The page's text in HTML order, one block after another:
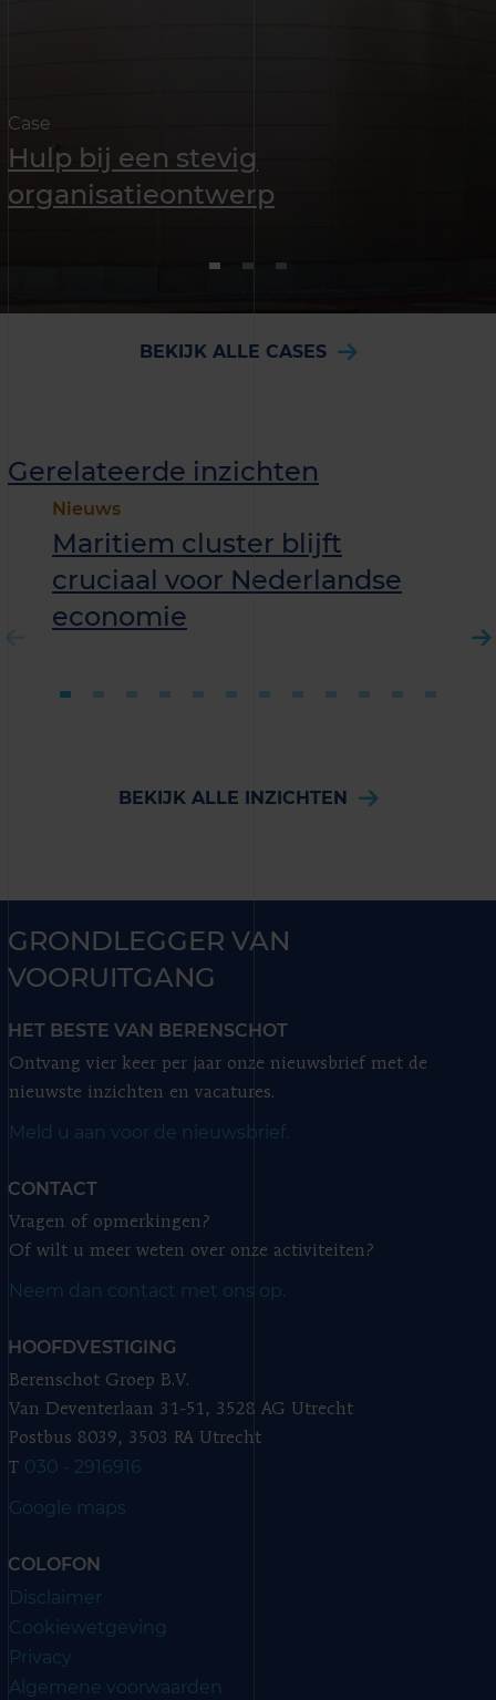
Case
Hulp bij een stevig
organisatieontwerp
BEKIJK ALLE CASES
Gerelateerde inzichten
Nieuws
Maritiem cluster blijft
cruciaal voor Nederlandse
economie
BEKIJK ALLE INZICHTEN
GRONDLEGGER VAN
VOORUITGANG
HET BESTE VAN BERENSCHOT
Ontvang vier keer per jaar onze nieuwsbrief met de
nieuwste inzichten en vacatures.
Meld u aan voor de nieuwsbrief.
CONTACT
Vragen of opmerkingen?
Of wilt u meer weten over onze activiteiten?
Neem dan contact met ons op.
HOOFDVESTIGING
Berenschot Groep B.V.
Van Deventerlaan 31-51, 3528 AG Utrecht
Postbus 8039, 3503 RA Utrecht
T 030 - 2916916
Google maps
COLOFON
Disclaimer
Cookiewetgeving
Privacy
Algemene voorwaarden